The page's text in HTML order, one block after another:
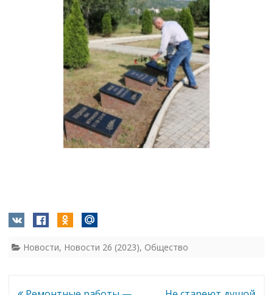
Новости, Новости 26 (2023), Общество